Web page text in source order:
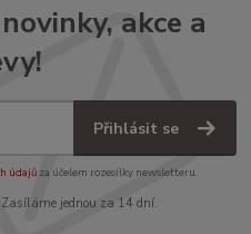
akce a
Přihlásit se
údajůza účelem rozesílky newsletteru.
jednou za 14 dní.